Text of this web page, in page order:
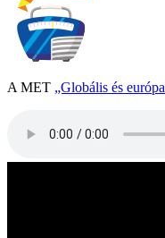
A MET „Globális és